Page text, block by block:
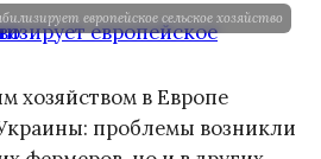
европейское сельское хозяйство
хозяйством в Европе
проблемы возникли